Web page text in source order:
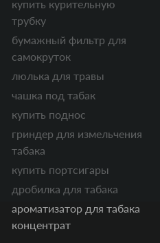
купить курительную
трубку
бумажный фильтр для
самокруток
люлька для травы
чашка под табак
купить поднос
гриндер для измельчения
табака
купить портсигары
дробилка для табака
ароматизатор для табака
концентрат